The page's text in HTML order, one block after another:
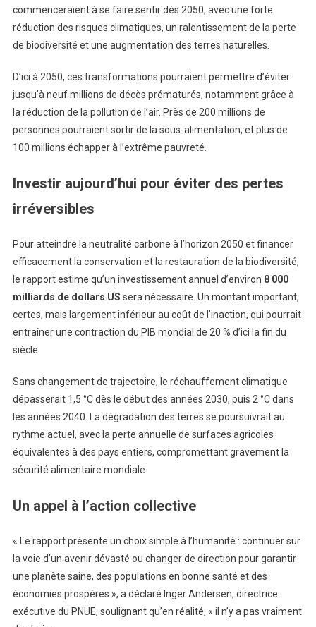
commenceraient à se faire sentir dès 2050, avec une forte
réduction des risques climatiques, un ralentissement de la perte
de biodiversité et une augmentation des terres naturelles.
D’ici à 2050, ces transformations pourraient permettre d’éviter
jusqu’à neuf millions de décès prématurés, notamment grâce à
la réduction de la pollution de l’air. Près de 200 millions de
personnes pourraient sortir de la sous-alimentation, et plus de
100 millions échapper à l’extrême pauvreté.
Investir aujourd’hui pour éviter des pertes
irréversibles
Pour atteindre la neutralité carbone à l’horizon 2050 et financer
efficacement la conservation et la restauration de la biodiversité,
le rapport estime qu’un investissement annuel d’environ 8 000
milliards de dollars US sera nécessaire. Un montant important,
certes, mais largement inférieur au coût de l’inaction, qui pourrait
entraîner une contraction du PIB mondial de 20 % d’ici la fin du
siècle.
Sans changement de trajectoire, le réchauffement climatique
dépasserait 1,5 °C dès le début des années 2030, puis 2 °C dans
les années 2040. La dégradation des terres se poursuivrait au
rythme actuel, avec la perte annuelle de surfaces agricoles
équivalentes à des pays entiers, compromettant gravement la
sécurité alimentaire mondiale.
Un appel à l’action collective
« Le rapport présente un choix simple à l’humanité : continuer sur
la voie d’un avenir dévasté ou changer de direction pour garantir
une planète saine, des populations en bonne santé et des
économies prospères », a déclaré Inger Andersen, directrice
exécutive du PNUE, soulignant qu’en réalité, « il n’y a pas vraiment